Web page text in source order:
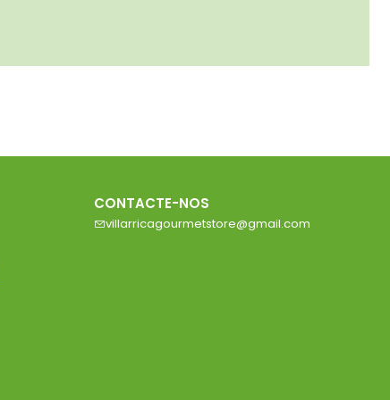
CONTACTE-NOS
villarricagourmetstore@gmail.com